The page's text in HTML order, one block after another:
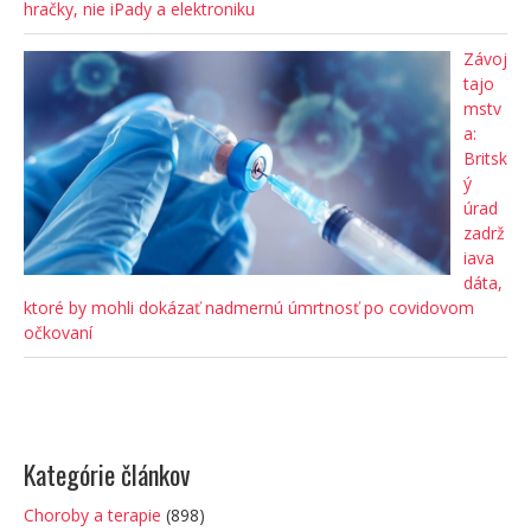
hračky, nie iPady a elektroniku
Závoj
tajo
mstv
a:
Britsk
ý
úrad
zadrž
iava
dáta,
ktoré by mohli dokázať nadmernú úmrtnosť po covidovom
očkovaní
Kategórie článkov
Choroby a terapie (898)